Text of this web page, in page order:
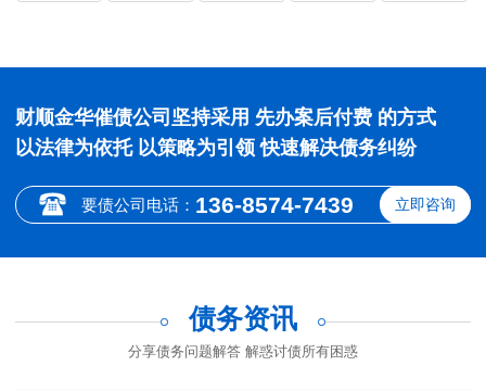
财顺金华催债公司坚持采用 先办案后付费 的方式
以法律为依托 以策略为引领 快速解决债务纠纷
要债公司电话： 136-8574-7439 立即咨询
债务资讯
分享债务问题解答 解惑讨债所有困惑